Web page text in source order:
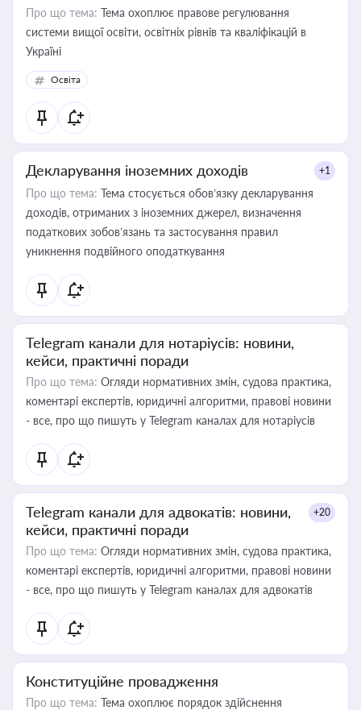
Про що тема: Тема охоплює правове регулювання
системи вищої освіти, освітніх рівнів та кваліфікацій в
Україні
Освіта
Декларування іноземних доходів +1
Про що тема: Тема стосується обов’язку декларування
доходів, отриманих з іноземних джерел, визначення
податкових зобов’язань та застосування правил
уникнення подвійного оподаткування
Telegram канали для нотаріусів: новини,
кейси, практичні поради
Про що тема: Огляди нормативних змін, судова практика,
коментарі експертів, юридичні алгоритми, правові новини
- все, про що пишуть у Telegram каналах для нотаріусів
Telegram канали для адвокатів: новини,
кейси, практичні поради
+20
Про що тема: Огляди нормативних змін, судова практика,
коментарі експертів, юридичні алгоритми, правові новини
- все, про що пишуть у Telegram каналах для адвокатів
Конституційне провадження
Про що тема: Тема охоплює порядок здійснення